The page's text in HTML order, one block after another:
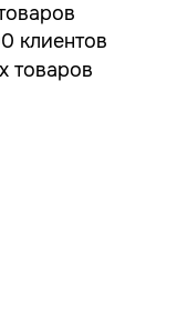
клиентов